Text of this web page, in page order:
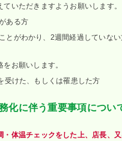
いただきますようお願いします。
ある方
とがわかり、2週間経過していな
お願いします。
受けた、もしくは罹患した方
化に伴う重要事項につい
・体温チェックをした上、店長、